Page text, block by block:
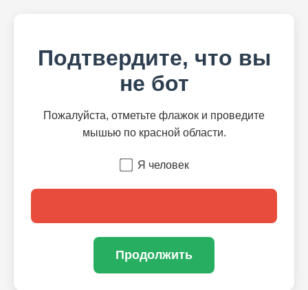
Подтвердите, что вы
не бот
Пожалуйста, отметьте флажок и проведите
мышью по красной области.
Я человек
Продолжить